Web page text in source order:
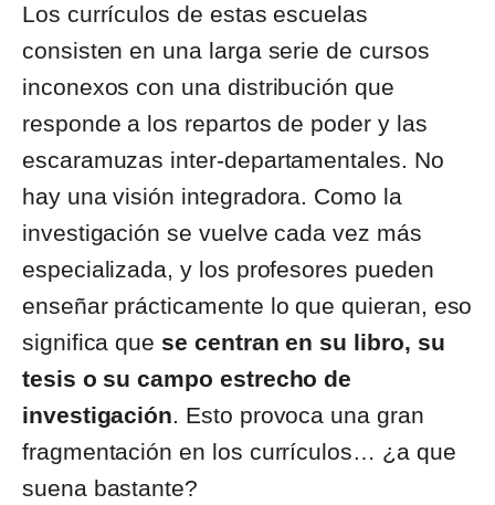
Los currículos de estas escuelas
consisten en una larga serie de cursos
inconexos con una distribución que
responde a los repartos de poder y las
escaramuzas inter-departamentales. No
hay una visión integradora. Como la
investigación se vuelve cada vez más
especializada, y los profesores pueden
enseñar prácticamente lo que quieran, eso
significa que se centran en su libro, su
tesis o su campo estrecho de
investigación. Esto provoca una gran
fragmentación en los currículos… ¿a que
suena bastante?